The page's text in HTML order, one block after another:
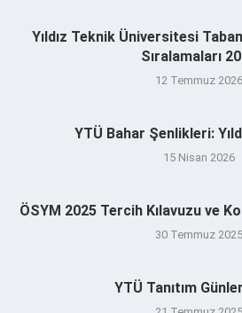
Yıldız Teknik Üniversitesi
Sıralamaları
12 Temmuz 2026
YTÜ Bahar Şenlikleri:
15 Nisan 2026
ÖSYM 2025 Tercih Kılavuzu ve
30 Temmuz 2025
YTÜ Tanıtım